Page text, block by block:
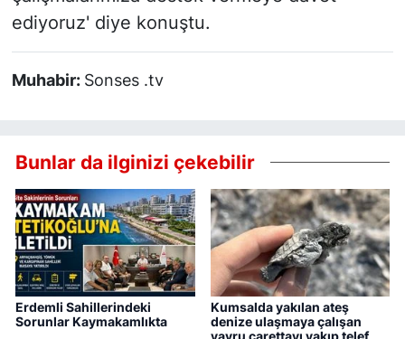
ediyoruz' diye konuştu.
Muhabir: Sonses .tv
Bunlar da ilginizi çekebilir
Erdemli Sahillerindeki
Sorunlar Kaymakamlıkta
Kumsalda yakılan ateş
denize ulaşmaya çalışan